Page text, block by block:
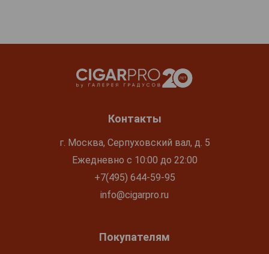
Контакты
г. Москва, Серпуховский вал, д. 5
Ежедневно с 10:00 до 22:00
+7(495) 644-59-95
info@cigarpro.ru
Покупателям